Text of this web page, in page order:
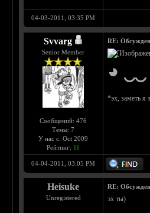
04-03-2011, 03:35 PM
Svvarg
Senior Member
Сообщений: 476
Темы: 7
У нас с: Oct 2009
Рейтинг: 11
RE:
◕ ‿‿
*эх, заметь я
04-04-2011, 03:05 PM
Heisuke
Unregistered
RE:
эх ты)